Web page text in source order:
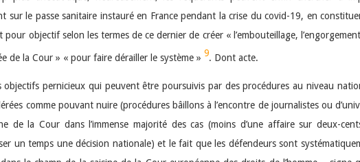
sur le passe sanitaire instauré en France pendant la crise du covid-19, en
pour objectif selon les termes de ce dernier de créer « l’embouteillage,
de la Cour » « pour faire dérailler le système » 9. Dont acte.
objectifs pernicieux qui peuvent être poursuivis par des procédures au niveau
comme pouvant nuire (procédures bâillons à l’encontre de journalistes ou
de la Cour dans l’immense majorité des cas (moins d’une affaire sur deux-
un temps une décision nationale) et le fait que les défendeurs sont